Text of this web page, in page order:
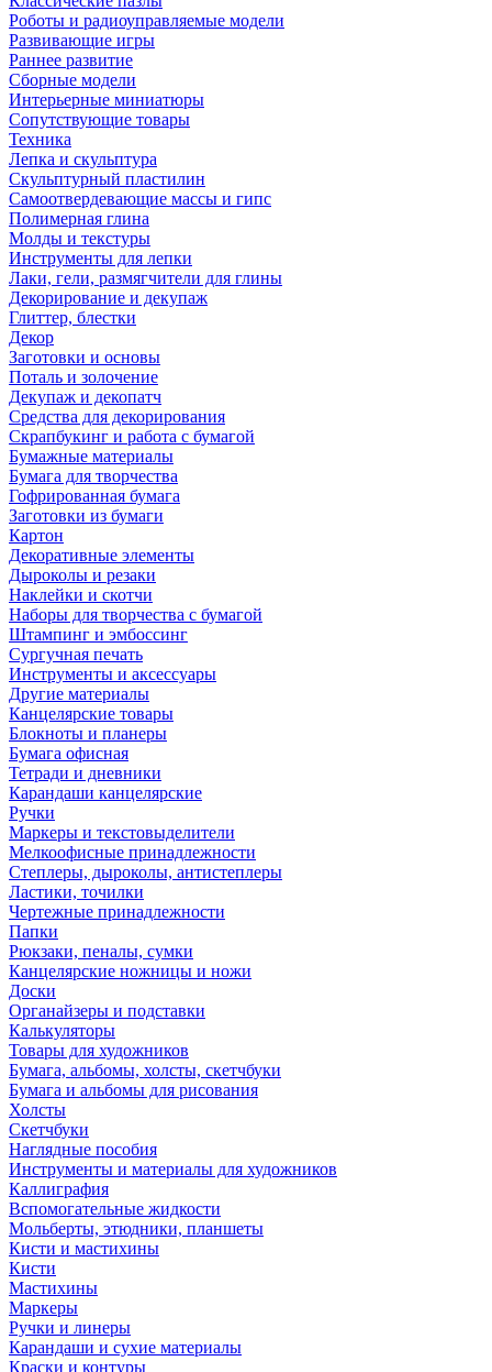
Роботы и радиоуправляемые модели
Развивающие игры
Раннее развитие
Сборные модели
Интерьерные миниатюры
Сопутствующие товары
Техника
Лепка и скульптура
Скульптурный пластилин
Самоотвердевающие массы и гипс
Полимерная глина
Молды и текстуры
Инструменты для лепки
Лаки, гели, размягчители для глины
Декорирование и декупаж
Глиттер, блестки
Декор
Заготовки и основы
Поталь и золочение
Декупаж и декопатч
Средства для декорирования
Скрапбукинг и работа с бумагой
Бумажные материалы
Бумага для творчества
Гофрированная бумага
Заготовки из бумаги
Картон
Декоративные элементы
Дыроколы и резаки
Наклейки и скотчи
Наборы для творчества с бумагой
Штампинг и эмбоссинг
Сургучная печать
Инструменты и аксессуары
Другие материалы
Канцелярские товары
Блокноты и планеры
Бумага офисная
Тетради и дневники
Карандаши канцелярские
Ручки
Маркеры и текстовыделители
Мелкоофисные принадлежности
Степлеры, дыроколы, антистеплеры
Ластики, точилки
Чертежные принадлежности
Папки
Рюкзаки, пеналы, сумки
Канцелярские ножницы и ножи
Доски
Органайзеры и подставки
Калькуляторы
Товары для художников
Бумага, альбомы, холсты, скетчбуки
Бумага и альбомы для рисования
Холсты
Скетчбуки
Наглядные пособия
Инструменты и материалы для художников
Каллиграфия
Вспомогательные жидкости
Мольберты, этюдники, планшеты
Кисти и мастихины
Кисти
Мастихины
Маркеры
Ручки и линеры
Карандаши и сухие материалы
Краски и контуры